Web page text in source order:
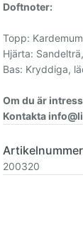
Doftnoter:
Topp:
Hjärta:
Bas: Kryddiga,
Om du är
Kontakta
Artikelnummer
200320